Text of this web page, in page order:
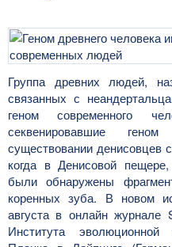
Группа древних людей,
связанных с
геном современного
секвенировавшие
существовании денисовцев
когда в Денисовой
были обнаружены
коренных зуба. В новом
августа в онлайн журнале
Института